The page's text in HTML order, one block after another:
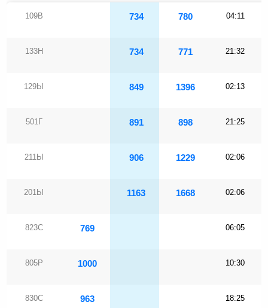
109В 734 780 04:11
133Н 734 771 21:32
129Ы 849 1396 02:13
501Г 891 898 21:25
211Ы 906 1229 02:06
201Ы 1163 1668 02:06
823С 769 06:05
805Р 1000 10:30
830С 963 18:25